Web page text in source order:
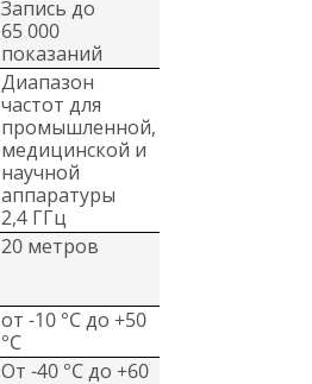
Запись до
65 000
показаний
Диапазон
частот для
промышленной,
медицинской и
научной
аппаратуры
2,4 ГГц
20 метров
от -10 °C до +50
°C
От -40 °C до +60